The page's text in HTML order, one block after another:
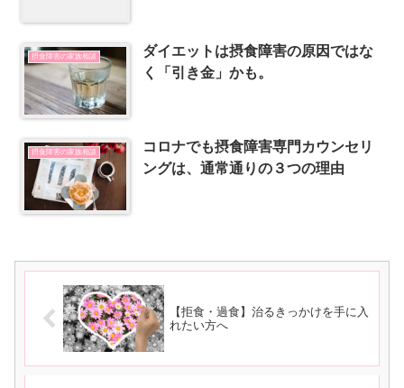
摂食障害の家族相談
ダイエットは摂食障害の原因ではな
く「引き金」かも。
摂食障害の家族相談
コロナでも摂食障害専門カウンセリ
ングは、通常通りの３つの理由
【拒食・過食】治るきっかけを手に入
れたい方へ